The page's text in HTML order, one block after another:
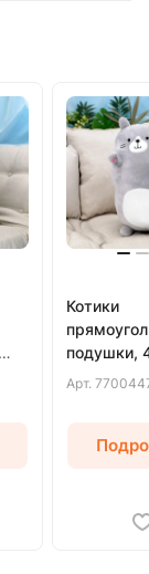
Котики
подушки,
(Серый)
Арт.